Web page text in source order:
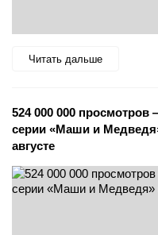
Читать дальше
524 000 000 просмотров
серии «Маши и
августе